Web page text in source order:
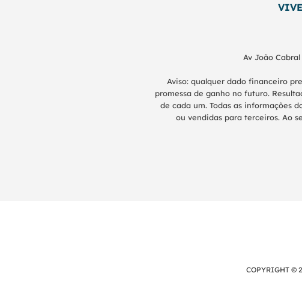
Av João
Aviso: qualquer dado financeiro
promessa de ganho no futuro.
de cada um. Todas as informações
ou vendidas para terceiros. Ao
COPYRIGHT ©